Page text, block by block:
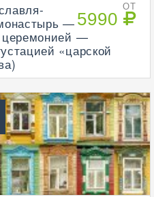
ОТ
5990
—
церемонией —
«царской